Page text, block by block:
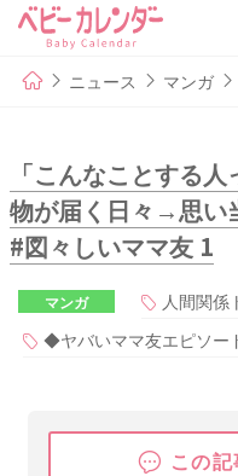
ニュース マンガ
「こんなことする
物が届く日々→思い
#図々しいママ友 1
マンガ
人間関係
◆ヤバいママ友エピソー
この